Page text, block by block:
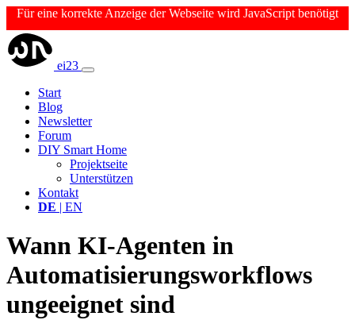
Für eine korrekte Anzeige der Webseite wird JavaScript benötigt
ei23
Start
Blog
Newsletter
Forum
DIY Smart Home
Projektseite
Unterstützen
Kontakt
DE | EN
Wann KI-Agenten in
Automatisierungsworkflows
ungeeignet sind